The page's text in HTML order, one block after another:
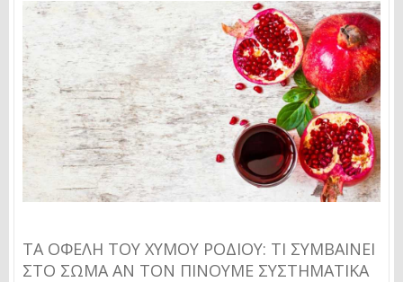
ΤΑ ΟΦΈΛΗ ΤΟΥ ΧΥΜΟΎ ΡΟΔΙΟΎ: ΤΙ ΣΥΜΒΑΊΝΕΙ
ΣΤΟ ΣΏΜΑ ΑΝ ΤΟΝ ΠΊΝΟΥΜΕ ΣΥΣΤΗΜΑΤΙΚΆ